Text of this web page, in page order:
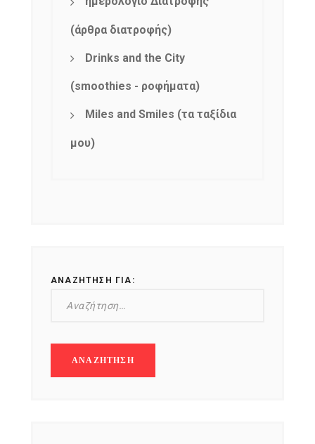
(άρθρα διατροφής)
Drinks and the City
(smoothies - ροφήματα)
Miles and Smiles (τα ταξίδια
μου)
ΑΝΑΖΉΤΗΣΗ ΓΙΑ: